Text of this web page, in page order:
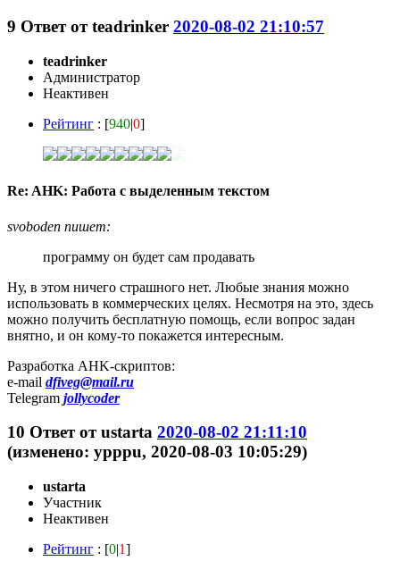
9 Ответ отteadrinker 2020-08-02 21:10:57
teadrinker
Администратор
Неактивен
Рейтинг : [940|0]
Re: AHK: Работа с выделенным текстом
svoboden пишет:
программу он будет сам продавать
Ну, в этом ничего страшного нет. Любые знания можно
использовать в коммерческих целях. Несмотря на это, здесь
можно получить бесплатную помощь, если вопрос задан
внятно, и он кому-то покажется интересным.
Разработка AHK-скриптов:
e-mail dfiveg@mail.ru
Telegram jollycoder
10 Ответ отustarta 2020-08-02 21:11:10
(изменено: ypppu, 2020-08-03 10:05:29)
ustarta
Участник
Неактивен
Рейтинг : [0|1]